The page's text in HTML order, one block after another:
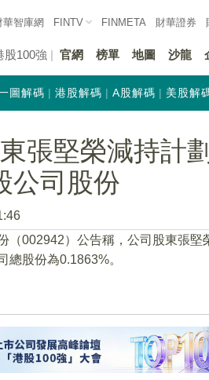
華智庫網 FINTV FINMETA 財華證券
股100強 官網 榜單 地圖 沙龍
圖解碼 港股解碼 A股解碼 美股解
張堅榮減持計
公司股份
（002942）公告稱，公司股東張
總股份為0.1863%。